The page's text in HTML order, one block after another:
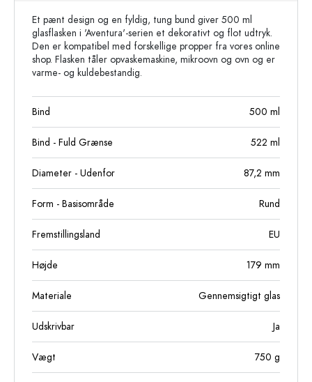
Et pænt design og en fyldig, tung bund giver 500 ml
glasflasken i 'Aventura'-serien et dekorativt og flot udtryk.
Den er kompatibel med forskellige propper fra vores online
shop. Flasken tåler opvaskemaskine, mikroovn og ovn og er
varme- og kuldebestandig.
Bind 500 ml
Bind - Fuld Grænse 522 ml
Diameter - Udenfor 87,2 mm
Form - Basisområde Rund
Fremstillingsland EU
Højde 179 mm
Materiale Gennemsigtigt glas
Udskrivbar Ja
Vægt 750 g